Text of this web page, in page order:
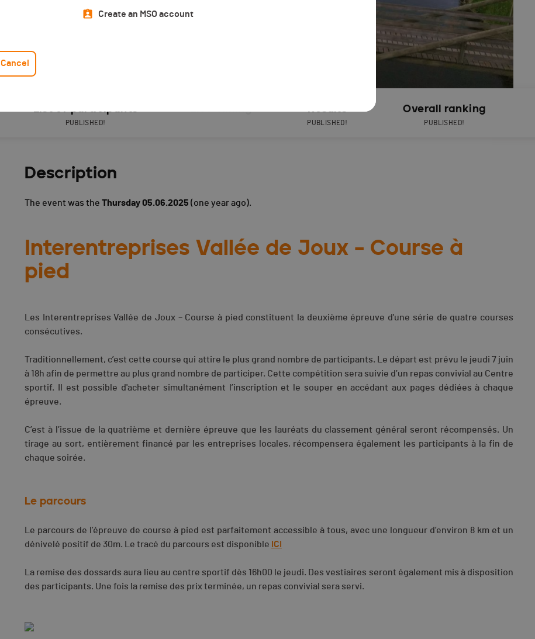
Create an MSO account
Cancel
List of participants
PUBLISHED!
Live Timing Results
PUBLISHED!
Overall ranking
PUBLISHED!
Description
The event was the Thursday 05.06.2025 (one year ago).
Interentreprises Vallée de Joux – Course à
pied
Les Interentreprises Vallée de Joux – Course à pied constituent la deuxième épreuve d'une série de quatre courses
consécutives.
Traditionnellement, c’est cette course qui attire le plus grand nombre de participants. Le départ est prévu le jeudi 7 juin
à 18h afin de permettre au plus grand nombre de participer. Cette compétition sera suivie d’un repas convivial au Centre
sportif. Il est possible d'acheter simultanément l’inscription et le souper en accédant aux pages dédiées à chaque
épreuve.
C’est à l’issue de la quatrième et dernière épreuve que les lauréats du classement général seront récompensés. Un
tirage au sort, entièrement financé par les entreprises locales, récompensera également les participants à la fin de
chaque soirée.
Le parcours
Le parcours de l’épreuve de course à pied est parfaitement accessible à tous, avec une longueur d’environ 8 km et un
dénivelé positif de 30m. Le tracé du parcours est disponible ICI
La remise des dossards aura lieu au centre sportif dès 16h00 le jeudi. Des vestiaires seront également mis à disposition
des participants. Une fois la remise des prix terminée, un repas convivial sera servi.